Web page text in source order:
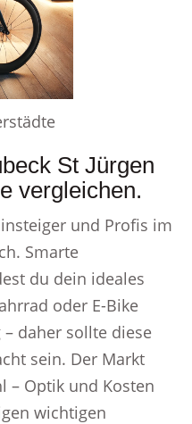
St Jürgen
vergleichen.
und Profis im
Smarte
du dein ideales
oder E-Bike
daher sollte diese
sein. Der Markt
– Optik und Kosten
wichtigen